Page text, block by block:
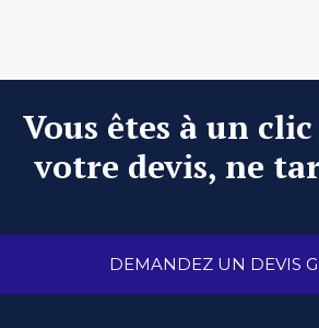
Vous êtes à un
votre devis, ne
DEMANDEZ UN DEVIS